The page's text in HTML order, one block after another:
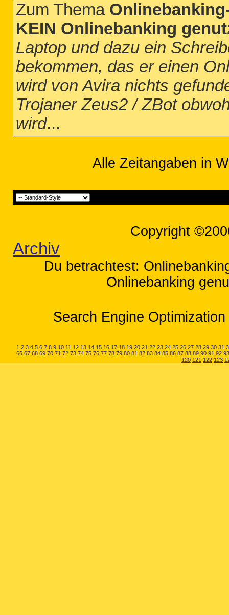
Zum Thema
KEIN Onlinebanking
Laptop und dazu ein
bekommen, das er einen
wird von Avira nichts
Trojaner Zeus2 / ZBot
wird...
Alle Zeitangaben in
Copyright
Archiv
Du betrachtest:
Onlinebanking
Search Engine
1 2 3 4 5 6 7 8 9 10 11 12 13 14 15 16 17 18 19 20 21 22 23 24 25 26 27 28 29 30 31
66 67 68 69 70 71 72 73 74 75 76 77 78 79 80 81 82 83 84 85 86 87 88 89 90 91 92 93
120 121 122 123